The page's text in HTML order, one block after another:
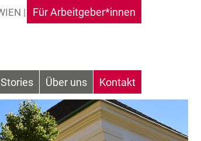
Für Arbeitgeber*innen
Stories Über uns Kontakt